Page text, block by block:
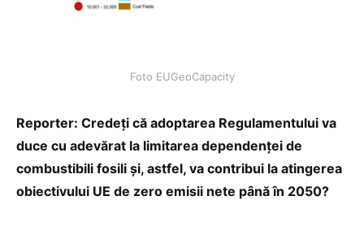
Foto EUGeoCapacity
Reporter: Credeți că adoptarea Regulamentului va
duce cu adevărat la limitarea dependenței de
combustibili fosili și, astfel, va contribui la atingerea
obiectivului UE de zero emisii nete până în 2050?